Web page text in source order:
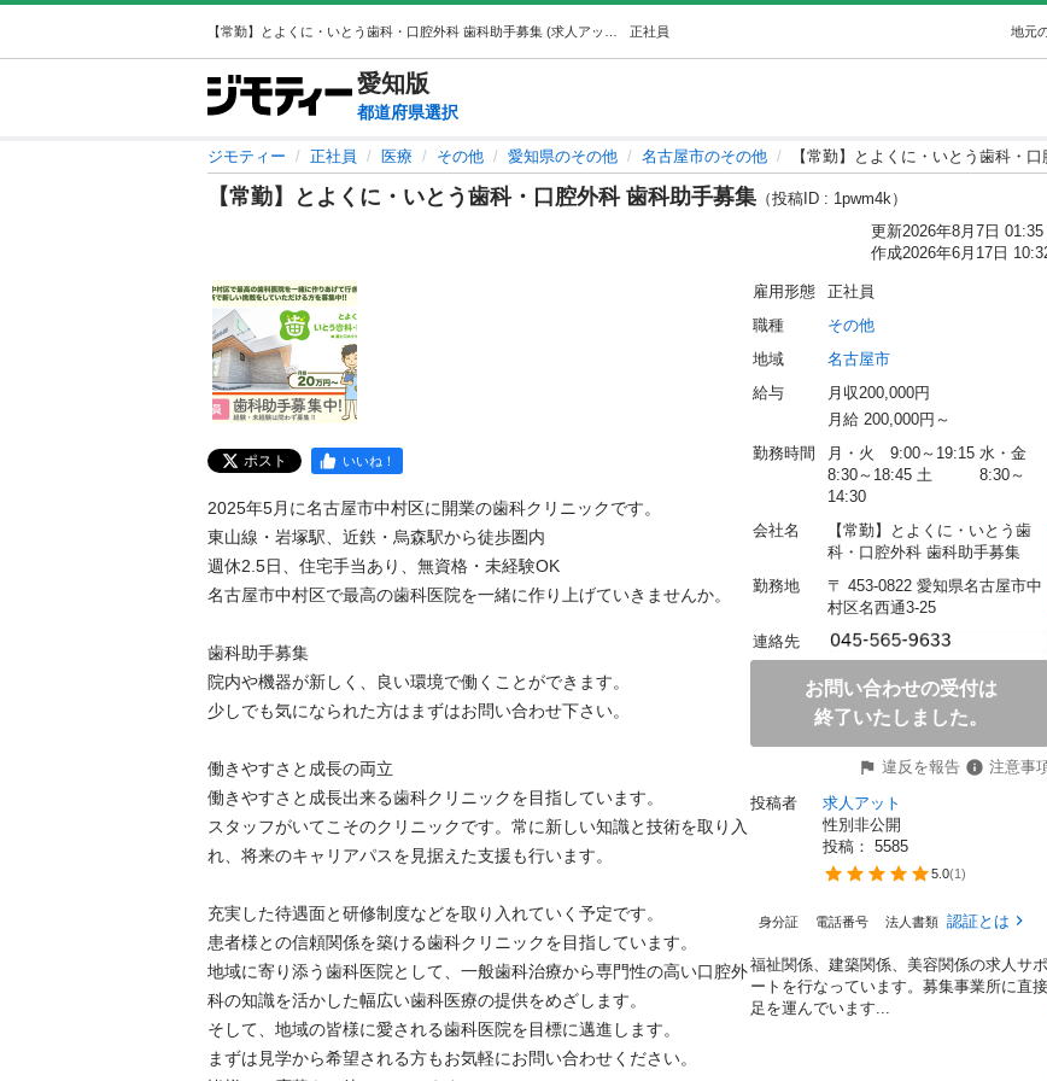
正社員 地元
愛知版
都道府県選択
ジモティー 正社員 医療 その他 愛知県のその他 名古屋市のその他 【常勤】とよくに・いとう歯科・
【常勤】とよくに・いとう歯科・口腔外科 歯科助手募集 （投稿ID : 1pwm4k）
更新2026年8月7日 01:35
作成2026年6月17日
ポスト いいね！
2025年5月に名古屋市中村区に開業の歯科クリニックです。
東山線・岩塚駅、近鉄・烏森駅から徒歩圏内
週休2.5日、住宅手当あり、無資格・未経験OK
名古屋市中村区で最高の歯科医院を一緒に作り上げていきませんか。
歯科助手募集
院内や機器が新しく、良い環境で働くことができます。
少しでも気になられた方はまずはお問い合わせ下さい。
働きやすさと成長の両立
働きやすさと成長出来る歯科クリニックを目指しています。
スタッフがいてこそのクリニックです。常に新しい知識と技術を取り入
れ、将来のキャリアパスを見据えた支援も行います。
充実した待遇面と研修制度などを取り入れていく予定です。
患者様との信頼関係を築ける歯科クリニックを目指しています。
地域に寄り添う歯科医院として、一般歯科治療から専門性の高い口腔外
科の知識を活かした幅広い歯科医療の提供をめざします。
そして、地域の皆様に愛される歯科医院を目標に邁進します。
まずは見学から希望される方もお気軽にお問い合わせください。
雇用形態
正社員
職種
その他
地域
名古屋市
給与
月収200,000円
月給 200,000円～
勤務時間
月・火　9:00～19:15 水・金
8:30～18:45 土　　　8:30～
14:30
会社名
【常勤】とよくに・いとう歯
科・口腔外科 歯科助手募集
勤務地
〒 453-0822 愛知県名古屋市中
村区名西通3-25
連絡先
お問い合わせの受付は
終了いたしました。
違反を報告
注意事
投稿者
求人アット
性別非公開
投稿： 5585
5.0(1)
身分証 電話番号 法人書類 認証とは
福祉関係、建築関係、美容関係の求人サポ
ートを行なっています。募集事業所に直接
足を運んでいます...